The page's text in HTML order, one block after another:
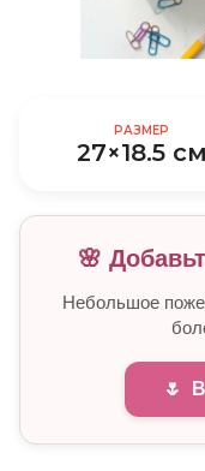
РАЗМЕР
27×18.5 см
🌸
Небольшое
🌷